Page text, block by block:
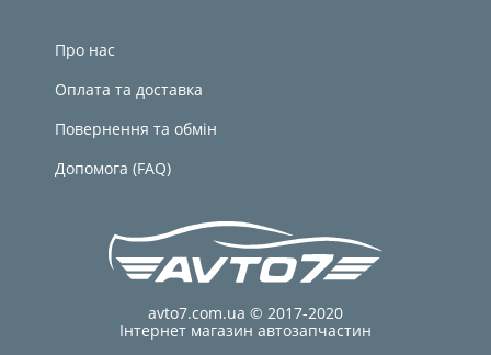
avto7.com.ua © 2017-2020
Інтернет магазин автозапчастин
Про нас
Оплата та доставка
Повернення та обмін
Допомога (FAQ)